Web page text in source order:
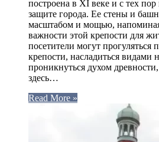
построена в XI веке и с тех
защите города. Ее стены и
масштабом и мощью,
важности этой крепости для
посетители могут прогуляться
крепости, насладиться видами
проникнуться духом
здесь…
Read More »